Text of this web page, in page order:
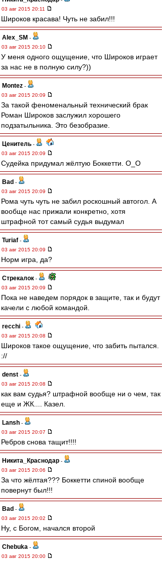
03 авг 2015 20:11
Широков красава! Чуть не забил!!!
Alex_SM -
03 авг 2015 20:10
У меня одного ощущение, что Широков играет
за нас не в полную силу?))
Montez -
03 авг 2015 20:09
За такой феноменальный технический брак
Роман Широков заслужил хорошего
подзатыльника. Это безобразие.
Ценитель -
03 авг 2015 20:09
Судейка придумал жёлтую Боккетти. O_O
Bad -
03 авг 2015 20:09
Рома чуть чуть не забил роскошный автогол. А
вообще нас прижали конкретно, хотя
штрафной тот самый судья выдумал
Turiaf -
03 авг 2015 20:09
Норм игра, да?
Стрекалок -
03 авг 2015 20:09
Пока не наведем порядок в защите, так и будут
качели с любой командой.
recchi -
03 авг 2015 20:08
Широков такое ощущение, что забить пытался.
://
denst -
03 авг 2015 20:08
как вам судья? штрафной вообще ни о чем, так
еще и ЖК.... Казел.
Lansh -
03 авг 2015 20:07
Ребров снова тащит!!!!
Никита_Краснодар -
03 авг 2015 20:06
За что жёлтая??? Боккетти спиной вообще
повернут был!!!
Bad -
03 авг 2015 20:02
Ну, с Богом, начался второй
Chebuka -
03 авг 2015 20:00